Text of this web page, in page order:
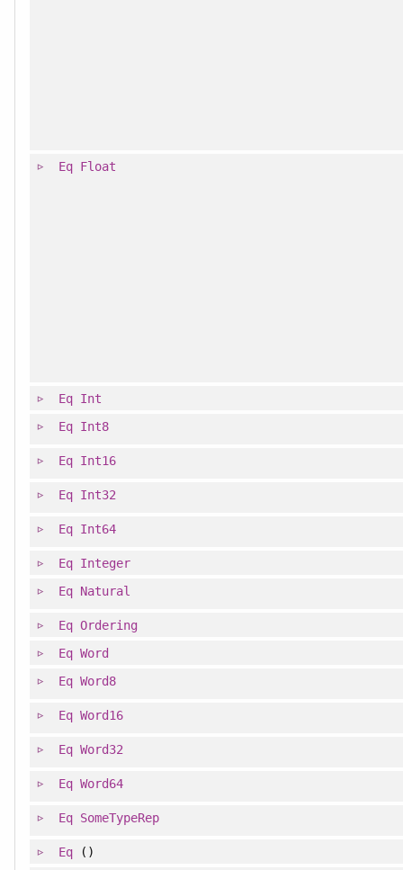
Eq Float
Eq Int
Eq Int8
Eq Int16
Eq Int32
Eq Int64
Eq Integer
Eq Natural
Eq Ordering
Eq Word
Eq Word8
Eq Word16
Eq Word32
Eq Word64
Eq SomeTypeRep
Eq()